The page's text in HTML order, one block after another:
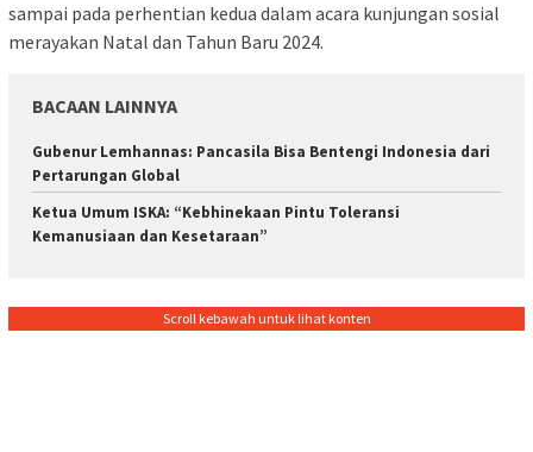
sampai pada perhentian kedua dalam acara kunjungan sosial
merayakan Natal dan Tahun Baru 2024.
BACAAN LAINNYA
Gubenur Lemhannas: Pancasila Bisa Bentengi Indonesia dari
Pertarungan Global
Ketua Umum ISKA: “Kebhinekaan Pintu Toleransi
Kemanusiaan dan Kesetaraan”
Scroll kebawah untuk lihat konten